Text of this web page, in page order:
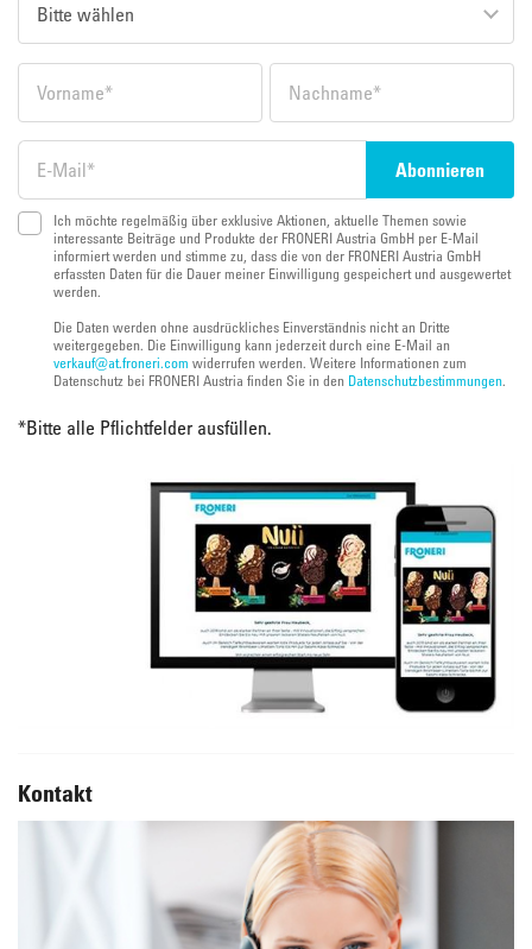
Ich möchte regelmäßig über exklusive Aktionen, aktuelle Themen sowie
interessante Beiträge und Produkte der FRONERI Austria GmbH per E-Mail
informiert werden und stimme zu, dass die von der FRONERI Austria GmbH
erfassten Daten für die Dauer meiner Einwilligung gespeichert und ausgewertet
werden.
Die Daten werden ohne ausdrückliches Einverständnis nicht an Dritte
weitergegeben. Die Einwilligung kann jederzeit durch eine E-Mail an
verkauf@at.froneri.com widerrufen werden. Weitere Informationen zum
Datenschutz bei FRONERI Austria finden Sie in den Datenschutzbestimmungen.
*Bitte alle Pflichtfelder ausfüllen.
Kontakt